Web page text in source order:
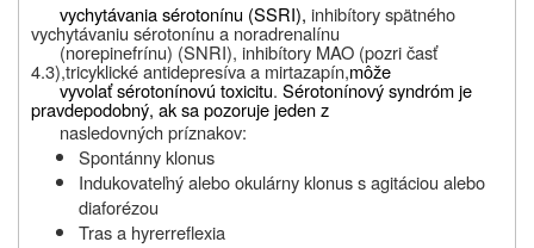
vychytávania sérotonínu (SSRI), inhibítory spätného
vychytávaniu sérotonínu a noradrenalínu
(norepinefrínu) (SNRI), inhibítory MAO (pozri časť
4.3),tricyklické antidepresíva a mirtazapín,môže
vyvolať sérotonínovú toxicitu. Sérotonínový syndróm je
pravdepodobný, ak sa pozoruje jeden z
nasledovných príznakov:
Spontánny klonus
Indukovateľný alebo okulárny klonus s agitáciou alebo
diaforézou
Tras a hyrerreflexia